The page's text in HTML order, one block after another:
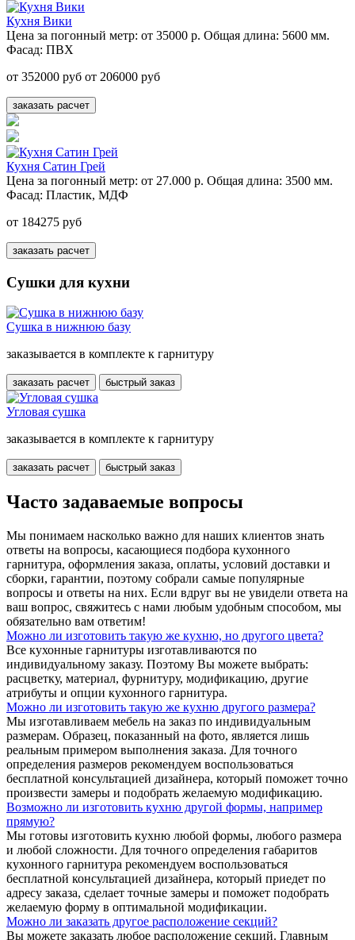
Кухня Вики
Цена за погонный метр: от 35000 р. Общая длина: 5600 мм.
Фасад: ПВХ
от 352000 руб от 206000 руб
заказать расчет
Кухня Сатин Грей
Цена за погонный метр: от 27.000 р. Общая длина: 3500 мм.
Фасад: Пластик, МДФ
от 184275 руб
заказать расчет
Сушки для кухни
Сушка в нижнюю базу
заказывается в комплекте к гарнитуру
заказать расчет быстрый заказ
Угловая сушка
заказывается в комплекте к гарнитуру
заказать расчет быстрый заказ
Часто задаваемые вопросы
Мы понимаем насколько важно для наших клиентов знать
ответы на вопросы, касающиеся подбора кухонного
гарнитура, оформления заказа, оплаты, условий доставки и
сборки, гарантии, поэтому собрали самые популярные
вопросы и ответы на них. Если вдруг вы не увидели ответа на
ваш вопрос, свяжитесь с нами любым удобным способом, мы
обязательно вам ответим!
Можно ли изготовить такую же кухню, но другого цвета?
Все кухонные гарнитуры изготавливаются по
индивидуальному заказу. Поэтому Вы можете выбрать:
расцветку, материал, фурнитуру, модификацию, другие
атрибуты и опции кухонного гарнитура.
Можно ли изготовить такую же кухню другого размера?
Мы изготавливаем мебель на заказ по индивидуальным
размерам. Образец, показанный на фото, является лишь
реальным примером выполнения заказа. Для точного
определения размеров рекомендуем воспользоваться
бесплатной консультацией дизайнера, который поможет точно
произвести замеры и подобрать желаемую модификацию.
Возможно ли изготовить кухню другой формы, например
прямую?
Мы готовы изготовить кухню любой формы, любого размера
и любой сложности. Для точного определения габаритов
кухонного гарнитура рекомендуем воспользоваться
бесплатной консультацией дизайнера, который приедет по
адресу заказа, сделает точные замеры и поможет подобрать
желаемую форму в оптимальной модификации.
Можно ли заказать другое расположение секций?
Вы можете заказать любое расположение секций. Главным